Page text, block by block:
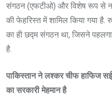
संगठन (एफटीओ) और विशेष रूप से
की फेहरिस्त में शामिल किया गया
का ही छद्म संगठन था, जिसने
है.
पाकिस्तान ने लश्कर चीफ हाफिज
का सरकारी मेहमान है